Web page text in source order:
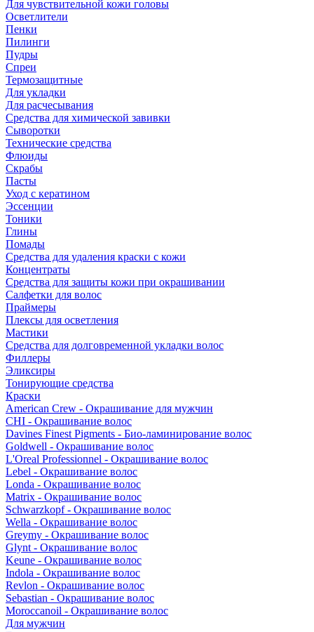
Для чувствительной кожи головы
Осветлители
Пенки
Пилинги
Пудры
Спреи
Термозащитные
Для укладки
Для расчесывания
Средства для химической завивки
Сыворотки
Технические средства
Флюиды
Скрабы
Пасты
Уход с кератином
Эссенции
Тоники
Глины
Помады
Средства для удаления краски с кожи
Концентраты
Средства для защиты кожи при окрашивании
Салфетки для волос
Праймеры
Плексы для осветления
Мастики
Средства для долговременной укладки волос
Филлеры
Эликсиры
Тонирующие средства
Краски
American Crew - Окрашивание для мужчин
CHI - Окрашивание волос
Davines Finest Pigments - Био-ламинирование волос
Goldwell - Окрашивание волос
L'Oreal Professionnel - Окрашивание волос
Lebel - Окрашивание волос
Londa - Окрашивание волос
Matrix - Окрашивание волос
Schwarzkopf - Окрашивание волос
Wella - Окрашивание волос
Greymy - Окрашивание волос
Glynt - Окрашивание волос
Keune - Окрашивание волос
Indola - Окрашивание волос
Revlon - Окрашивание волос
Sebastian - Окрашивание волос
Moroccanoil - Окрашивание волос
Для мужчин